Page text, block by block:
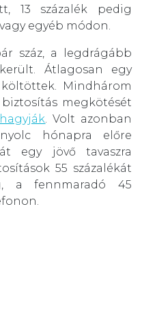
13 százalék pedig
egyéb módon.
száz, a legdrágább
Átlagosan egy
Mindhárom
megkötését
. Volt azonban
hónapra előre
egy jövő tavaszra
55 százalékát
a fennmaradó 45